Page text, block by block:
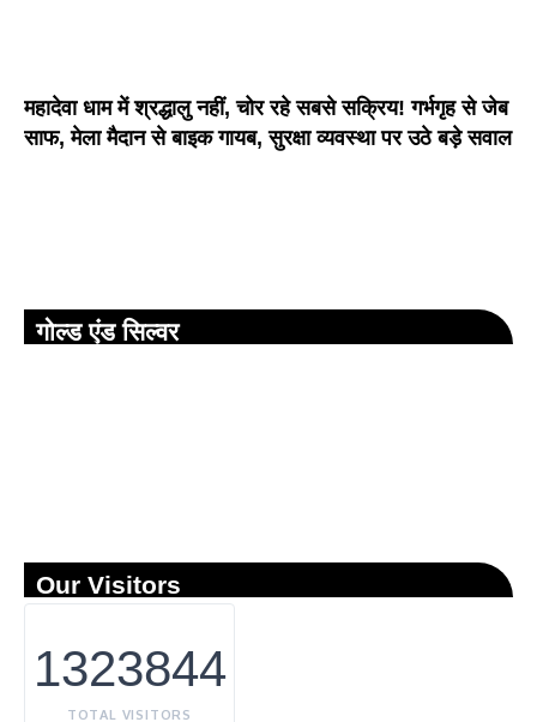
महादेवा धाम में श्रद्धालु नहीं, चोर रहे सबसे सक्रिय! गर्भगृह से जेब
साफ, मेला मैदान से बाइक गायब, सुरक्षा व्यवस्था पर उठे बड़े सवाल
गोल्ड एंड सिल्वर
Our Visitors
1323844
TOTAL VISITORS